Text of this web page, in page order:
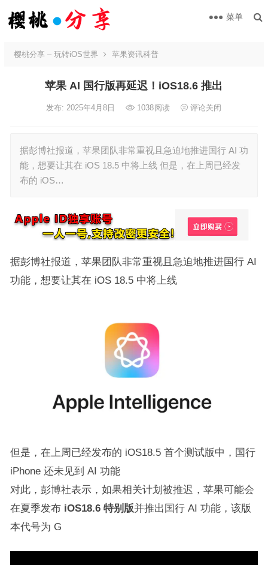
菜单
樱桃分享 – 玩转iOS世界 苹果资讯科普
苹果 AI 国行版再延迟！iOS18.6 推出
发布: 2025年4月8日 1038阅读 评论关闭
据彭博社报道，苹果团队非常重视且急迫地推进国行 AI 功
能，想要让其在 iOS 18.5 中将上线 但是，在上周已经发
布的 iOS…
据彭博社报道，苹果团队非常重视且急迫地推进国行 AI
功能，想要让其在 iOS 18.5 中将上线
但是，在上周已经发布的 iOS18.5 首个测试版中，国行
iPhone 还未见到 AI 功能
对此，彭博社表示，如果相关计划被推迟，苹果可能会
在夏季发布 iOS18.6 特别版并推出国行 AI 功能，该版
本代号为 G